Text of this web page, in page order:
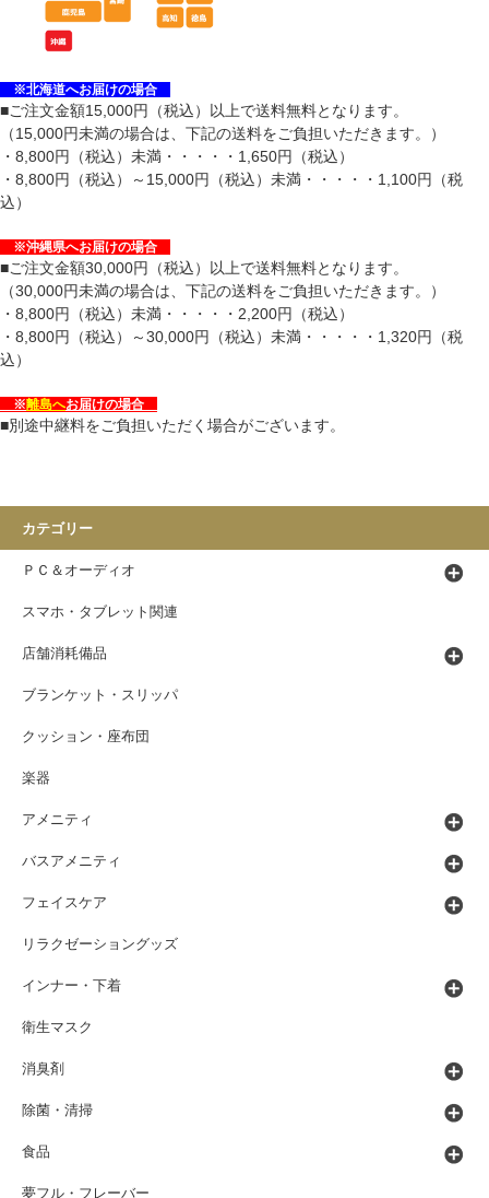
※北海道へお届けの場合
■ご注文金額15,000円（税込）以上で送料無料となります。
（15,000円未満の場合は、下記の送料をご負担いただきます。）
・8,800円（税込）未満・・・・・1,650円（税込）
・8,800円（税込）～15,000円（税込）未満・・・・・1,100円（税
込）
※沖縄県へお届けの場合
■ご注文金額30,000円（税込）以上で送料無料となります。
（30,000円未満の場合は、下記の送料をご負担いただきます。）
・8,800円（税込）未満・・・・・2,200円（税込）
・8,800円（税込）～30,000円（税込）未満・・・・・1,320円（税
込）
※離島へお届けの場合
■別途中継料をご負担いただく場合がございます。
カテゴリー
ＰＣ＆オーディオ
スマホ・タブレット関連
店舗消耗備品
ブランケット・スリッパ
クッション・座布団
楽器
アメニティ
バスアメニティ
フェイスケア
リラクゼーショングッズ
インナー・下着
衛生マスク
消臭剤
除菌・清掃
食品
夢フル・フレーバー